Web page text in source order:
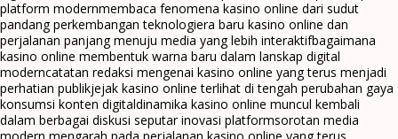
platform modernmembaca fenomena kasino online dari sudut
pandang perkembangan teknologiera baru kasino online dan
perjalanan panjang menuju media yang lebih interaktifbagaimana
kasino online membentuk warna baru dalam lanskap digital
moderncatatan redaksi mengenai kasino online yang terus menjadi
perhatian publikjejak kasino online terlihat di tengah perubahan gaya
konsumsi konten digitaldinamika kasino online muncul kembali
dalam berbagai diskusi seputar inovasi platformsorotan media